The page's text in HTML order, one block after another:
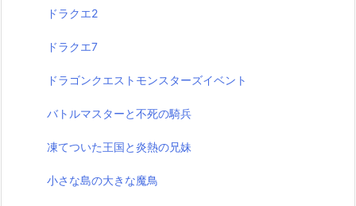
ドラクエ2
ドラクエ7
ドラゴンクエストモンスターズイベント
バトルマスターと不死の騎兵
凍てついた王国と炎熱の兄妹
小さな島の大きな魔鳥